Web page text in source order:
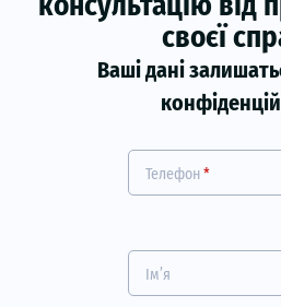
своєї
Ваші дані
Телефон*
Ім’я